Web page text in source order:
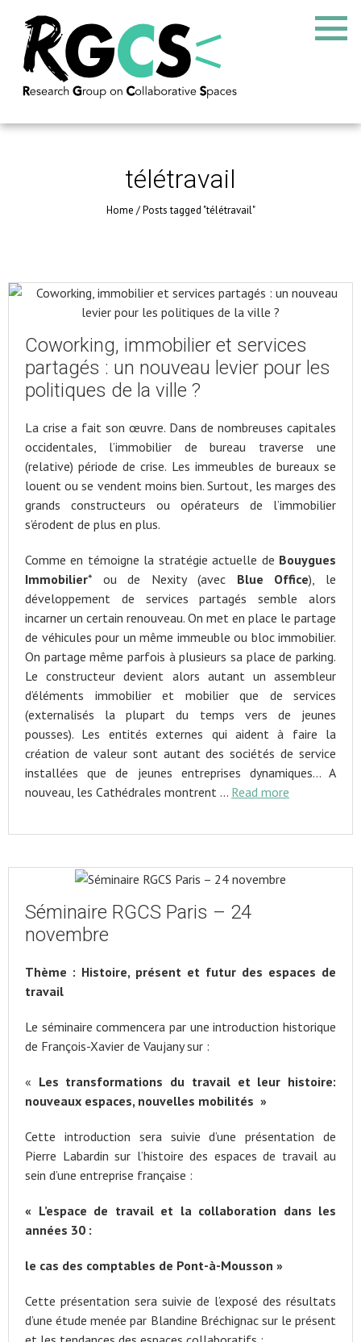
télétravail
Home /Posts tagged "télétravail"
Coworking, immobilier et services
partagés : un nouveau levier pour les
politiques de la ville ?
La crise a fait son œuvre. Dans de nombreuses capitales
occidentales, l’immobilier de bureau traverse une
(relative) période de crise. Les immeubles de bureaux se
louent ou se vendent moins bien. Surtout, les marges des
grands constructeurs ou opérateurs de l’immobilier
s’érodent de plus en plus.
Comme en témoigne la stratégie actuelle de Bouygues
Immobilier* ou de Nexity (avec Blue Office), le
développement de services partagés semble alors
incarner un certain renouveau. On met en place le partage
de véhicules pour un même immeuble ou bloc immobilier.
On partage même parfois à plusieurs sa place de parking.
Le constructeur devient alors autant un assembleur
d’éléments immobilier et mobilier que de services
(externalisés la plupart du temps vers de jeunes
pousses). Les entités externes qui aident à faire la
création de valeur sont autant des sociétés de service
installées que de jeunes entreprises dynamiques… A
nouveau, les Cathédrales montrent … Read more
Séminaire RGCS Paris – 24
novembre
Thème : Histoire, présent et futur des espaces de
travail
Le séminaire commencera par une introduction historique
de François-Xavier de Vaujany sur :
« Les transformations du travail et leur histoire:
nouveaux espaces, nouvelles mobilités »
Cette introduction sera suivie d’une présentation de
Pierre Labardin sur l’histoire des espaces de travail au
sein d’une entreprise française :
« L’espace de travail et la collaboration dans les
années 30 :
le cas des comptables de Pont-à-Mousson »
Cette présentation sera suivie de l’exposé des résultats
d’une étude menée par Blandine Bréchignac sur le présent